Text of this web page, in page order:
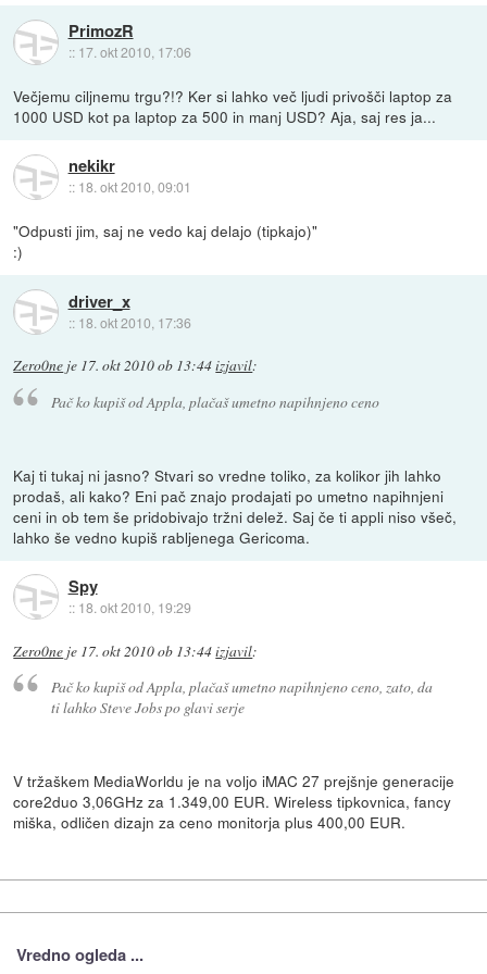
PrimozR
:: 17. okt 2010, 17:06
Večjemu ciljnemu trgu?!? Ker si lahko več ljudi privošči laptop za
1000 USD kot pa laptop za 500 in manj USD? Aja, saj res ja...
nekikr
:: 18. okt 2010, 09:01
"Odpusti jim, saj ne vedo kaj delajo (tipkajo)"
:)
driver_x
:: 18. okt 2010, 17:36
Zero0ne je 17. okt 2010 ob 13:44izjavil:
Pač ko kupiš od Appla, plačaš umetno napihnjeno ceno
Kaj ti tukaj ni jasno? Stvari so vredne toliko, za kolikor jih lahko
prodaš, ali kako? Eni pač znajo prodajati po umetno napihnjeni
ceni in ob tem še pridobivajo tržni delež. Saj če ti appli niso všeč,
lahko še vedno kupiš rabljenega Gericoma.
Spy
:: 18. okt 2010, 19:29
Zero0ne je 17. okt 2010 ob 13:44izjavil:
Pač ko kupiš od Appla, plačaš umetno napihnjeno ceno, zato, da
ti lahko Steve Jobs po glavi serje
V tržaškem MediaWorldu je na voljo iMAC 27 prejšnje generacije
core2duo 3,06GHz za 1.349,00 EUR. Wireless tipkovnica, fancy
miška, odličen dizajn za ceno monitorja plus 400,00 EUR.
Vredno ogleda ...